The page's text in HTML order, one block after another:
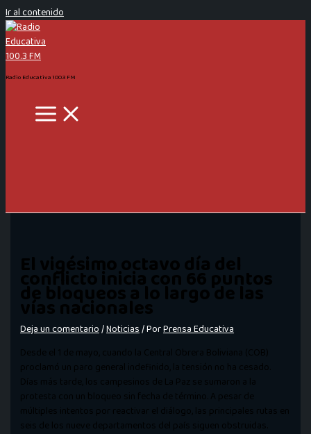
Ir al contenido
Radio Educativa 100.3 FM
El vigésimo octavo día del
conflicto inicia con 66 puntos
de bloqueos a lo largo de las
vías nacionales
Deja un comentario/Noticias/ PorPrensa Educativa
Desde el 1 de mayo, cuando la Central Obrera Boliviana (COB)
proclamó un paro general indefinido, la tensión no ha cesado.
Días más tarde, los campesinos de La Paz se sumaron a la
protesta con un bloqueo sin fecha de término. A pesar de
múltiples intentos por reactivar el diálogo, las principales rutas en
seis de los nueve departamentos del país siguen obstruidas.